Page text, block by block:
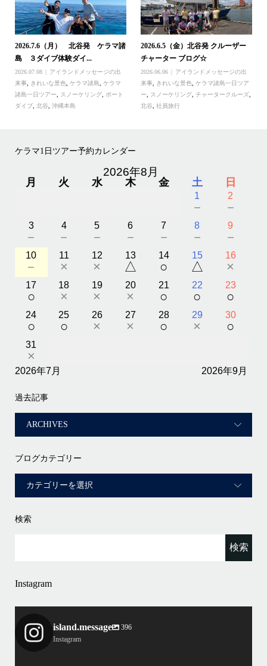
2026.7.6（月） 北谷発 ケラマ諸
島 ３ダイブ体験ダイ...
2026.07.08
アイランドメッセージの出
来事, きれいな景色 ケラマ諸島
ケラマ
諸島一日ツアー
スノーケリング,
ボート
ダイブ, 北谷, 沖縄本島
2026.6.5（金）北谷発 クルーザー
チャーター ブログ☆
2026.06.06
アイランドメッセージの出
来事
きれいな景色 ,ケラマ諸島一日ツア
ー
スノーケリング ,チャータークルーズ
北谷 ,社員旅行
ケラマ1日ツアー予約カレンダー
2026年8月
月 火 水 木 金 土 日
1
－
2
－
3
－
4
－
5
－
6
－
7
－
8
－
9
－
10
－
11
×
12
×
13
△
14
○
15
△
16
×
17
○
18
×
19
×
20
×
21
○
22
○
23
○
24
○
25
○
26
×
27
×
28
○
29
×
30
○
31
×
2026年7月 2026年9月
過去記事
ブログカテゴリー
検索
Instagram
island.message
396
Instagram